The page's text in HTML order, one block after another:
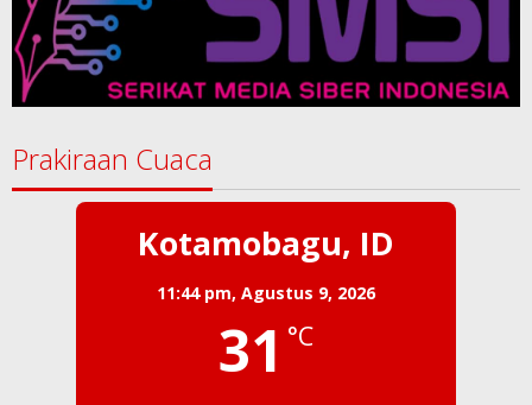
Prakiraan Cuaca
Kotamobagu, ID
11:44 pm, Agustus 9, 2026
31 °C